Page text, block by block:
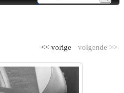
volgende >>
<< vorige